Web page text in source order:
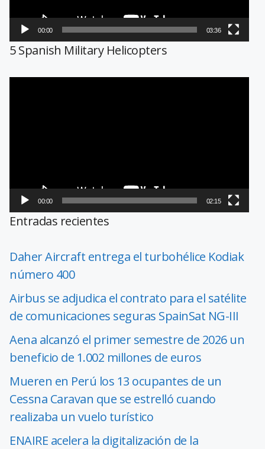
00:00 03:36
5 Spanish Military Helicopters
00:00 02:15
Entradas recientes
Daher Aircraft entrega el turbohélice Kodiak
número 400
Airbus se adjudica el contrato para el satélite
de comunicaciones seguras SpainSat NG-III
Aena alcanzó el primer semestre de 2026 un
beneficio de 1.002 millones de euros
Mueren en Perú los 13 ocupantes de un
Cessna Caravan que se estrelló cuando
realizaba un vuelo turístico
ENAIRE acelera la digitalización de la